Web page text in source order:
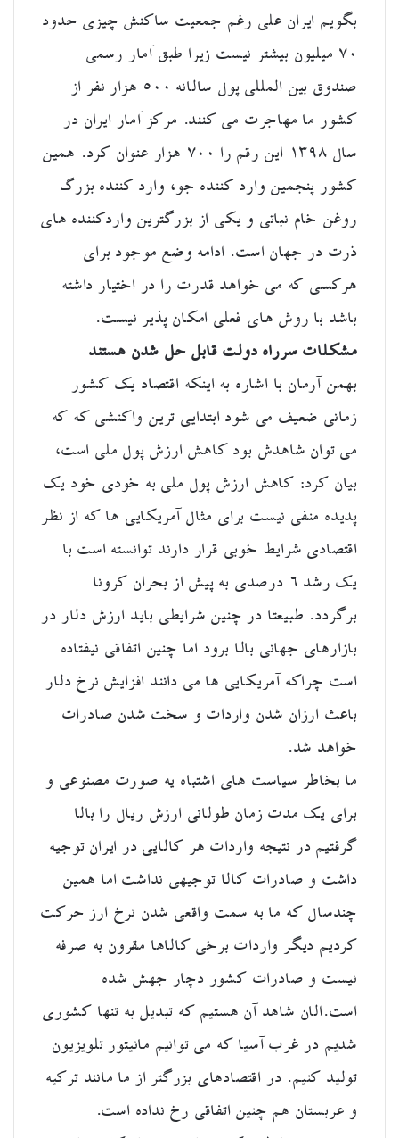
بگویم ایران علی رغم جمعیت ساکنش چیزی حدود
۷۰ میلیون بیشتر نیست زیرا طبق آمار رسمی
صندوق بین المللی پول سالانه ۵۰۰ هزار نفر از
کشور ما مهاجرت می کنند. مرکز آمار ایران در
سال ۱۳۹۸ این رقم را ۷۰۰ هزار عنوان کرد. همین
کشور پنجمین وارد کننده جو، وارد کننده بزرگ
روغن خام نباتی و یکی از بزرگترین واردکننده های
ذرت در جهان است. ادامه وضع موجود برای
هرکسی که می خواهد قدرت را در اختیار داشته
باشد با روش های فعلی امکان پذیر نیست.
مشکلات سرراه دولت قابل حل شدن هستند
بهمن آرمان با اشاره به اینکه اقتصاد یک کشور
زمانی ضعیف می شود ابتدایی ترین واکنشی که که
می توان شاهدش بود کاهش ارزش پول ملی است،
بیان کرد: کاهش ارزش پول ملی به خودی خود یک
پدیده منفی نیست برای مثال آمریکایی ها که از نظر
اقتصادی شرایط خوبی قرار دارند توانسته است با
یک رشد ۶ درصدی به پیش از بحران کرونا
برگردد. طبیعتا در چنین شرایطی باید ارزش دلار در
بازارهای جهانی بالا برود اما چنین اتفاقی نیفتاده
است چراکه آمریکایی ها می دانند افزایش نرخ دلار
باعث ارزان شدن واردات و سخت شدن صادرات
خواهد شد.
ما بخاطر سیاست های اشتباه یه صورت مصنوعی و
برای یک مدت زمان طولانی ارزش ریال را بالا
گرفتیم در نتیجه واردات هر کالایی در ایران توجیه
داشت و صادرات کالا توجیهی نداشت اما همین
چندسال که ما به سمت واقعی شدن نرخ ارز حرکت
کردیم دیگر واردات برخی کالاها مقرون به صرفه
نیست و صادرات کشور دچار جهش شده
است.الان شاهد آن هستیم که تبدیل به تنها کشوری
شدیم در غرب آسیا که می توانیم مانیتور تلویزیون
تولید کنیم. در اقتصادهای بزرگتر از ما مانند ترکیه
و عربستان هم چنین اتفاقی رخ نداده است.